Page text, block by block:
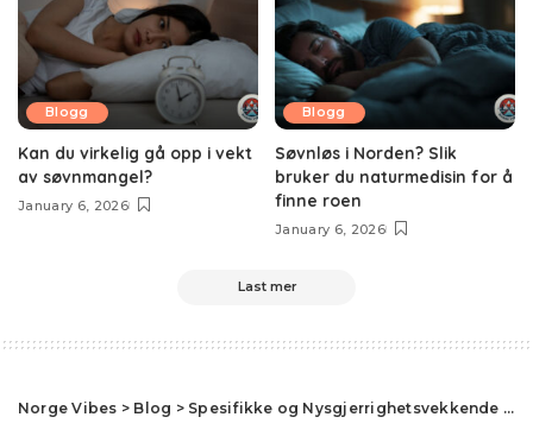
Blogg
Kan du virkelig gå opp i vekt
av søvnmangel?
January 6, 2026
Blogg
Søvnløs i Norden? Slik
bruker du naturmedisin for å
finne roen
January 6, 2026
Last mer
Norge Vibes > Blog > Spesifikke og Nysgjerrighetsvekkende Temaer